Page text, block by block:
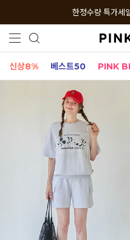
한정수량 특가세
신상8% 베스트50 PINK